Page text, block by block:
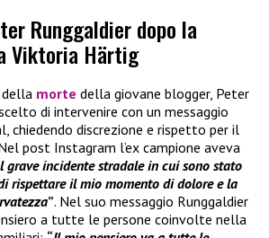
Runggaldier dopo la
Viktoria Härtig
morte della giovane blogger, Peter
di intervenire con un messaggio
chiedendo discrezione e rispetto per il
post Instagram l’ex campione aveva
grave incidente stradale in cui sono stato
rispettare il mio momento di dolore e la
”. Nel suo messaggio Runggaldier
a tutte le persone coinvolte nella